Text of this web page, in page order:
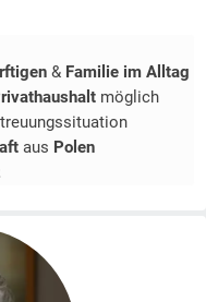
& Familie im Alltag
möglich
aus Polen